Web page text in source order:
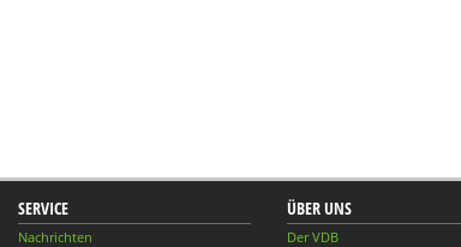
SERVICE
Nachrichten
ÜBER UNS
Der VDB